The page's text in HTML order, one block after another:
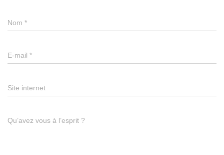
Nom *
E-mail *
Site internet
Qu’avez vous à l’esprit ?